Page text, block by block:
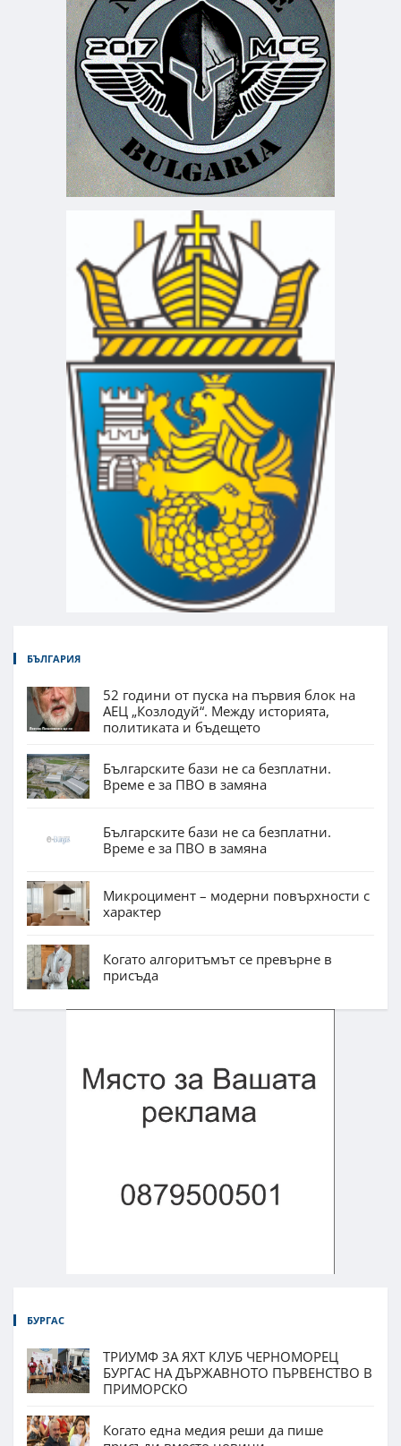
БЪЛГАРИЯ
52 години от пуска на първия блок на
АЕЦ „Козлодуй“. Между историята,
политиката и бъдещето
Българските бази не са безплатни.
Време е за ПВО в замяна
Българските бази не са безплатни.
Време е за ПВО в замяна
Микроцимент – модерни повърхности с
характер
Когато алгоритъмът се превърне в
присъда
БУРГАС
ТРИУМФ ЗА ЯХТ КЛУБ ЧЕРНОМОРЕЦ
БУРГАС НА ДЪРЖАВНОТО ПЪРВЕНСТВО В
ПРИМОРСКО
Когато една медия реши да пише